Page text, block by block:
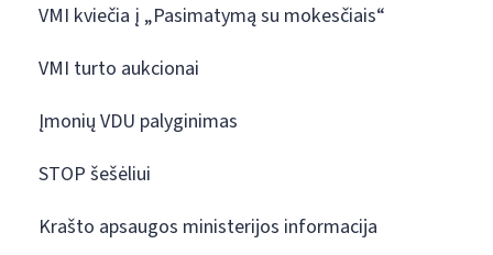
VMI kviečia į „Pasimatymą su mokesčiais“
VMI turto aukcionai
Įmonių VDU palyginimas
STOP šešėliui
Krašto apsaugos ministerijos informacija